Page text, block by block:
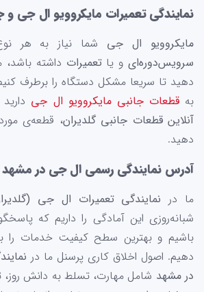
نمایندگی تعمیرات مایکروویو ال جی
مایکروویو ال جی شما نیاز به هر
سرویس‌دوره‌ایو یاتعمیرات داشته باشد،
دهید تا سریعا مشکل دستگاه را برطرف
بهقطعات جانبی مایکروویو ال جی
آنلاین قطعات جانبی گلدیران، قطعه‌ی
دهید.
آدرس نمایندگی رسمی ال جی در مشهد
ما در نمایندگی تعمیرات ال جی
شبانه‌روزی این آمادگی را داریم که
باشیم و بهترین سطح کیفیت خدمات را با
دهیم. اصول اخلاق کاری پرسنل ما در
در مشهد شامل مهارت، تسلط به دانش روز،